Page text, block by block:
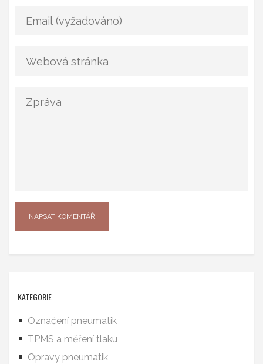
KATEGORIE
Označení pneumatik
TPMS a měření tlaku
Opravy pneumatik